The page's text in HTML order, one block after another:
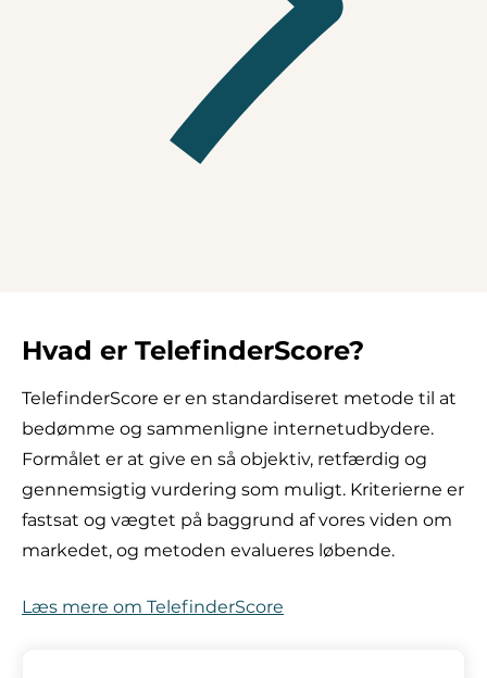
Hvad er TelefinderScore?
TelefinderScore er en standardiseret metode til at
bedømme og sammenligne internetudbydere.
Formålet er at give en så objektiv, retfærdig og
gennemsigtig vurdering som muligt. Kriterierne er
fastsat og vægtet på baggrund af vores viden om
markedet, og metoden evalueres løbende.
Læs mere om TelefinderScore